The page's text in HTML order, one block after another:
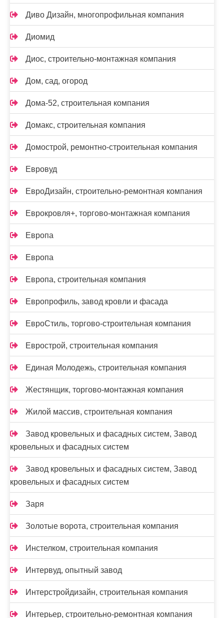
Диво Дизайн, многопрофильная компания
Диомид
Диос, строительно-монтажная компания
Дом, сад, огород
Дома-52, строительная компания
Домакс, строительная компания
Домострой, ремонтно-строительная компания
Евровуд
ЕвроДизайн, строительно-ремонтная компания
Еврокровля+, торгово-монтажная компания
Европа
Европа
Европа, строительная компания
Европрофиль, завод кровли и фасада
ЕвроСтиль, торгово-строительная компания
Еврострой, строительная компания
Единая Молодежь, строительная компания
Жестянщик, торгово-монтажная компания
Жилой массив, строительная компания
Завод кровельных и фасадных систем, Завод
кровельных и фасадных систем
Завод кровельных и фасадных систем, Завод
кровельных и фасадных систем
Заря
Золотые ворота, строительная компания
Инстелком, строительная компания
Интервуд, опытный завод
Интерстройдизайн, строительная компания
Интерьер, строительно-ремонтная компания